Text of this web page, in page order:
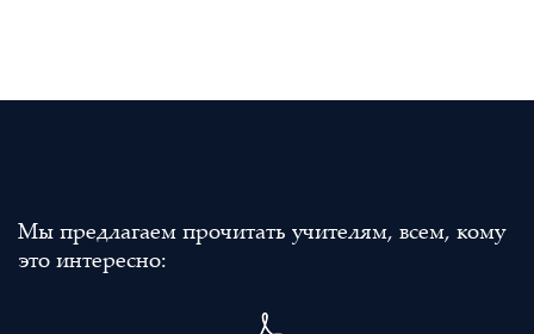
Мы предлагаем прочитать учителям, всем, кому
это интересно: